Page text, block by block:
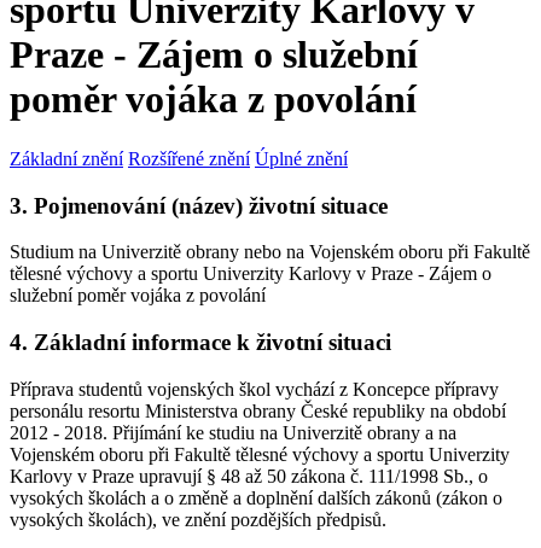
sportu Univerzity Karlovy v
Praze - Zájem o služební
poměr vojáka z povolání
Základní znění Rozšířené znění Úplné znění
3. Pojmenování (název) životní situace
Studium na Univerzitě obrany nebo na Vojenském oboru při Fakultě
tělesné výchovy a sportu Univerzity Karlovy v Praze - Zájem o
služební poměr vojáka z povolání
4. Základní informace k životní situaci
Příprava studentů vojenských škol vychází z Koncepce přípravy
personálu resortu Ministerstva obrany České republiky na období
2012 - 2018. Přijímání ke studiu na Univerzitě obrany a na
Vojenském oboru při Fakultě tělesné výchovy a sportu Univerzity
Karlovy v Praze upravují § 48 až 50 zákona č. 111/1998 Sb., o
vysokých školách a o změně a doplnění dalších zákonů (zákon o
vysokých školách), ve znění pozdějších předpisů.